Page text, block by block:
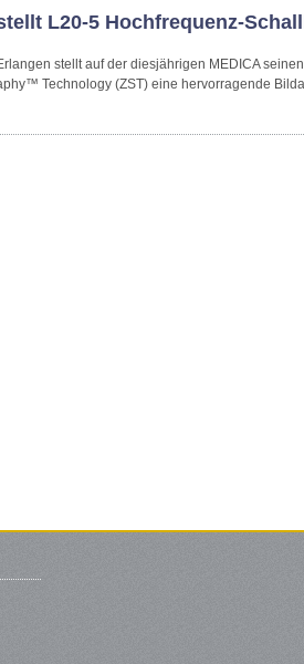
L20-5 Hochfrequenz-
stellt auf der diesjährigen MEDICA
Technology (ZST) eine hervorragende